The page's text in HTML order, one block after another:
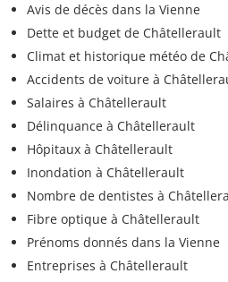
Avis de décès dans la Vienne
Dette et budget de Châtellerault
Climat et historique météo de
Accidents de voiture à
Salaires à Châtellerault
Délinquance à Châtellerault
Hôpitaux à Châtellerault
Inondation à Châtellerault
Nombre de dentistes à
Fibre optique à Châtellerault
Prénoms donnés dans la Vienne
Entreprises à Châtellerault